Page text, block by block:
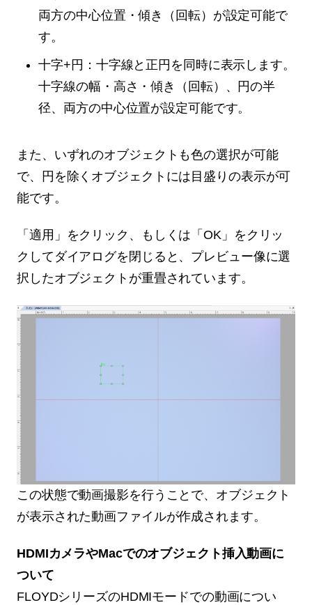
両方の中心位置・傾き（回転）が設定可能で
す。
十字+円：十字線と正円を同時に表示します。
十字線の幅・高さ・傾き（回転）、円の半
径、両方の中心位置が設定可能です。
また、いずれのオブジェクトも色の選択が可能
で、円を除くオブジェクトには目盛りの表示が可
能です。
「適用」をクリック、もしくは「OK」をクリッ
クしてダイアログを閉じると、プレビュー像に選
択したオブジェクトが重畳されています。
この状態で動画撮影を行うことで、オブジェクト
が表示された動画ファイルが作成されます。
HDMIカメラやMacでのオブジェクト挿入動画に
ついて
FLOYDシリーズのHDMIモードでの動画につい